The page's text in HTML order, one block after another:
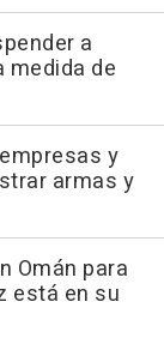
a
medida de
y
armas y
Omán para
está en su